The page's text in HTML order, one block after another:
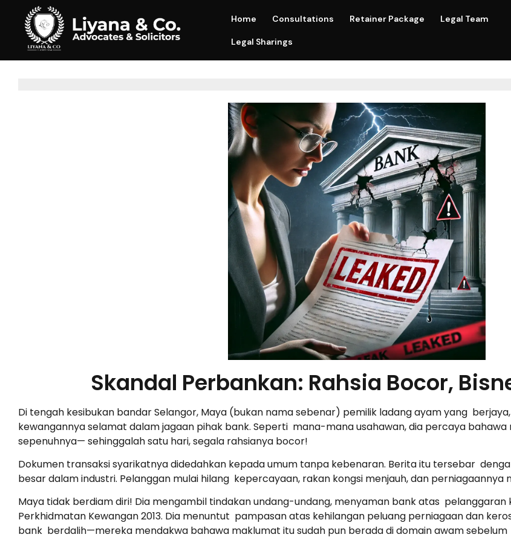
Home Consultations Retainer Package Legal Team
Legal Sharings
Skandal Perbankan: Rahsia Bocor,
Di tengah kesibukan bandar Selangor, Maya (bukan nama sebenar) pemilik ladang ayam yang
kewangannya selamat dalam jagaan pihak bank. Seperti mana-mana usahawan, dia percaya
sepenuhnya— sehinggalah satu hari, segala rahsianya bocor!
Dokumen transaksi syarikatnya didedahkan kepada umum tanpa kebenaran. Berita itu tersebar
besar dalam industri. Pelanggan mulai hilang kepercayaan, rakan kongsi menjauh, dan perniagaannya
Maya tidak berdiam diri! Dia mengambil tindakan undang-undang, menyaman bank atas
Perkhidmatan Kewangan 2013. Dia menuntut pampasan atas kehilangan peluang perniagaan dan
bank berdalih—mereka mendakwa bahawa maklumat itu sudah pun berada di domain awam